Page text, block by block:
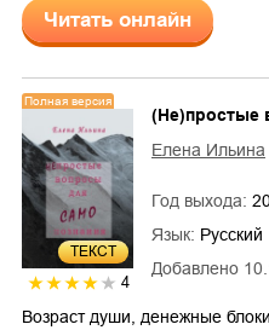
Читать онлайн
ТЕКСТ
Полная версия
4
Добавлено
(Не)простые
Елена Ильина
Год выхода:
Язык: Русский
Возраст души, денежные